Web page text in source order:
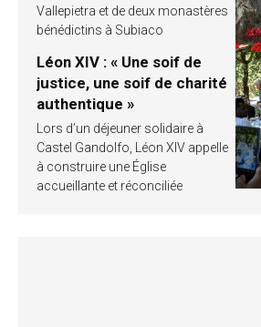
Vallepietra et de deux monastères
bénédictins à Subiaco
Léon XIV : « Une soif de
justice, une soif de charité
authentique »
Lors d’un déjeuner solidaire à
Castel Gandolfo, Léon XIV appelle
à construire une Église
accueillante et réconciliée